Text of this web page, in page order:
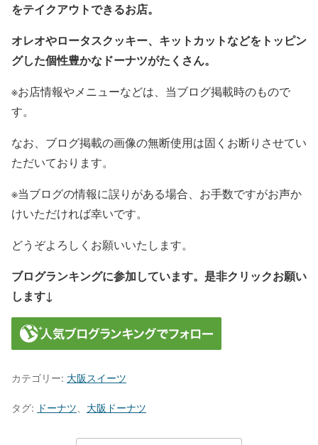
をテイクアウトできるお店。
オレオやロータスクッキー、キットカットなどをトッピン
グした個性豊かなドーナツがたくさん。
※お店情報やメニューなどは、当ブログ掲載時のもので
す。
なお、ブログ掲載の画像の無断使用は固くお断りさせてい
ただいております。
※当ブログの情報に誤りがある場合、お手数ですがお声か
けいただければ幸いです。
どうぞよろしくお願いいたします。
ブログランキングに参加しています。是非クリックお願い
します↓
カテゴリー: 大阪スイーツ
タグ: ドーナツ、 大阪ドーナツ